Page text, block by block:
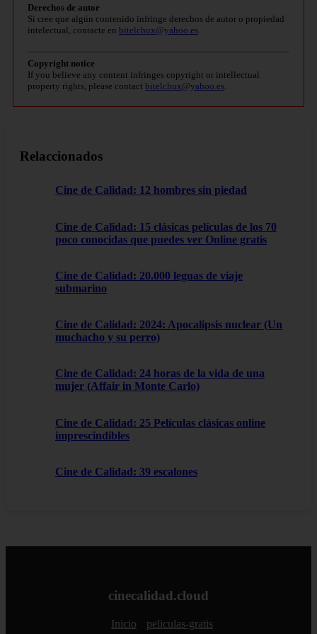
Derechos de autor
Si cree que algún contenido infringe derechos de autor o propiedad
intelectual, contacte en bitelchux@yahoo.es
Copyright notice
If you believe any content infringes copyright or intellectual
property rights, please contact bitelchux@yahoo.es
Relaccionados
Cine de Calidad: 12 hombres sin piedad
Cine de Calidad: 15 clásicas películas de los 70
poco conocidas que puedes ver Online gratis
Cine de Calidad: 20.000 leguas de viaje
submarino
Cine de Calidad: 2024: Apocalipsis nuclear (Un
muchacho y su perro)
Cine de Calidad: 24 horas de la vida de una
mujer (Affair in Monte Carlo)
Cine de Calidad: 25 Películas clásicas online
imprescindibles
Cine de Calidad: 39 escalones
cinecalidad.cloud
Inicio peliculas-gratis